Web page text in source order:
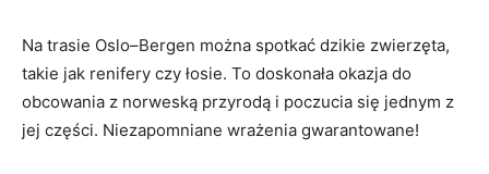
Na trasie ⁤Oslo–Bergen można spotkać⁣ dzikie zwierzęta,⁣
takie ​jak ​renifery czy łosie. ‌To doskonała ​okazja ⁣do
obcowania⁢ z norweską ‌przyrodą i poczucia ⁣się ​jednym⁤ z
jej ⁢części.​ Niezapomniane wrażenia gwarantowane!